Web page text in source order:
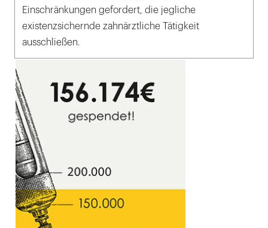
Einschränkungen gefordert, die jegliche
existenzsichernde zahnärztliche Tätigkeit
ausschließen.